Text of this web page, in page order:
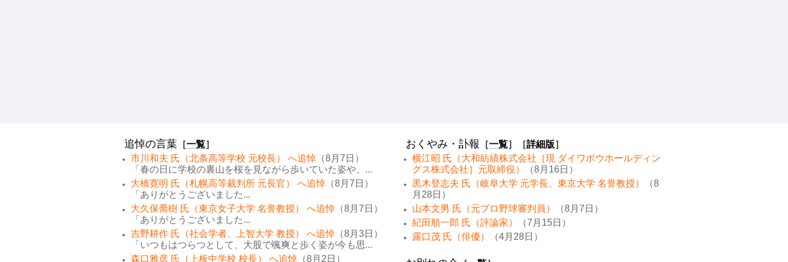
追悼の言葉 ［一覧］
市川和夫 氏（北条高等学校 元校長） へ追悼 （8月7日）
「春の日に学校の裏山を桜を見ながら歩いていた姿や、...
大橋寛明 氏（札幌高等裁判所 元長官） へ追悼 （8月7日）
「ありがとうございました...
大久保喬樹 氏（東京女子大学 名誉教授） へ追悼 （8月7日）
「ありがとうございました...
吉野耕作 氏（社会学者、上智大学 教授） へ追悼 （8月3日）
「いつもはつらつとして、大股で颯爽と歩く姿が今も思...
森口雅彦 氏（上板中学校 校長） へ追悼 （8月2日）
おくやみ・訃報 ［一覧］［詳細版］
横江昭 氏（大和紡績株式会社［現 ダイワボウホールディン
グス株式会社］元取締役）
（8月16日）
黒木登志夫 氏（岐阜大学 元学長、東京大学 名誉教授）
（8
月28日）
山本文男 氏（元プロ野球審判員）
（8月7日）
紀田順一郎 氏（評論家）
（7月15日）
露口茂 氏（俳優）
（4月28日）